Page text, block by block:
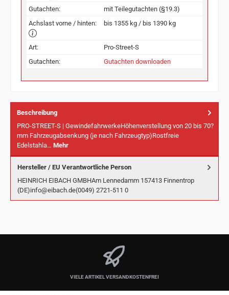
Gutachten:
mit Teilegutachten (§19.3)
Achslast vorne / hinten:
bis 1355 kg / bis 1390 kg
Art:
Pro-Street-S
Gutachten:
Gutachten downloaden
Beschreibung
PRO-STREET-S | GewindefahrwerkeHöhenverstellung von 20 bis 70?
mm Fahrzeugabsenkung (je nach Fahrzeugtyp)Rostfreie
Edelstahla… Mehr
Hersteller / EU Verantwortliche Person
HEINRICH EIBACH GMBHAm Lennedamm 157413 Finnentrop
(DE)info@eibach.de(0049) 2721-511 0
VIELE ARTIKEL VERSANDKOSTENFREI